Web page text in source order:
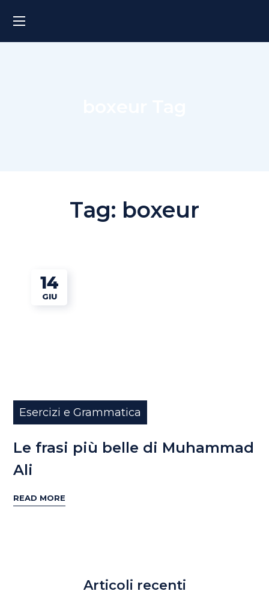
Tag: boxeur
14
GIU
Esercizi e Grammatica
Le frasi più belle di Muhammad
Ali
READ MORE
Articoli recenti